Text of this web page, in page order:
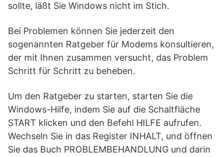
sollte, läßt Sie Windows nicht im Stich.
Bei Problemen können Sie jederzeit den
sogenannten Ratgeber für Modems konsultieren,
der mit Ihnen zusammen versucht, das Problem
Schritt für Schritt zu beheben.
Um den Ratgeber zu starten, starten Sie die
Windows-Hilfe, indem Sie auf die Schaltfläche
START klicken und den Befehl HILFE aufrufen.
Wechseln Sie in das Register INHALT, und öffnen
Sie das Buch PROBLEMBEHANDLUNG und darin